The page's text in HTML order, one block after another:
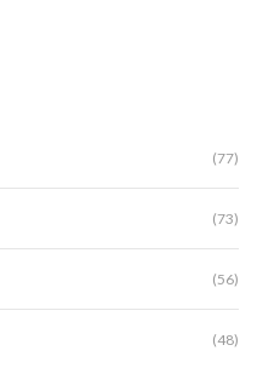
(77)
(73)
(56)
(48)